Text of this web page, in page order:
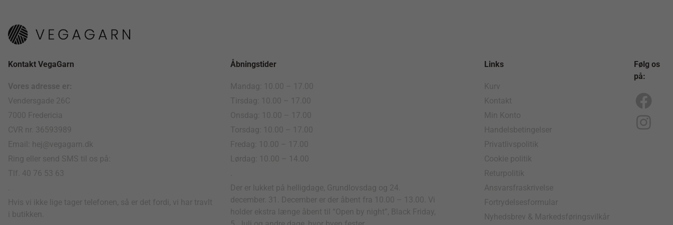
Kontakt VegaGarn
Vores adresse er:
Vendersgade 26C
7000 Fredericia
CVR nr. 36593989
Email: hej@vegagarn.dk
Ring eller send SMS til os på:
Tlf. 40 76 53 63
Hvis vi ikke lige tager telefonen, så er det fordi, vi har travlt
i butikken.
Åbningstider
Mandag: 10.00 – 17.00
Tirsdag: 10.00 – 17.00
Onsdag: 10.00 – 17.00
Torsdag: 10.00 – 17.00
Fredag: 10.00 – 17.00
Lørdag: 10.00 – 14.00
Der er lukket på helligdage, Grundlovsdag og 24.
december. 31. December er der åbent fra 10.00 – 13.00. Vi
holder ekstra længe åbent til “Open by night”, Black Friday,
Links
Kurv
Kontakt
Min Konto
Handelsbetingelser
Privatlivspolitik
Cookie politik
Returpolitik
Ansvarsfraskrivelse
Fortrydelsesformular
Nyhedsbrev & Markedsføringsvilkår
Følg os
på:
F
a
I
n